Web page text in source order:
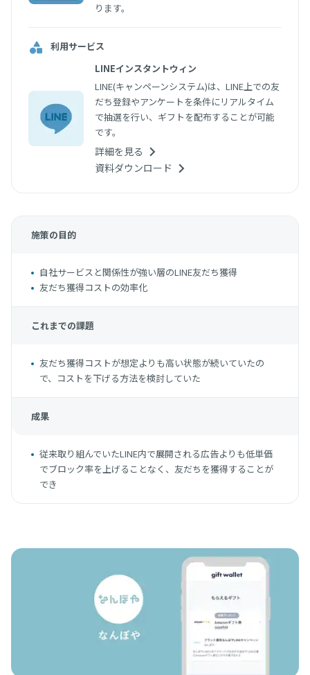
ります。
利用サービス
LINEインスタントウィン
LINE(キャンペーンシステム)は、LINE上での友
だち登録やアンケートを条件にリアルタイム
で抽選を行い、ギフトを配布することが可能
です。
詳細を見る
資料ダウンロード
施策の目的
自社サービスと関係性が強い層のLINE友だち獲得
友だち獲得コストの効率化
これまでの課題
友だち獲得コストが想定よりも高い状態が続いていたの
で、コストを下げる方法を検討していた
成果
従来取り組んでいたLINE内で展開される広告よりも低単価
でブロック率を上げることなく、友だちを獲得することが
でき